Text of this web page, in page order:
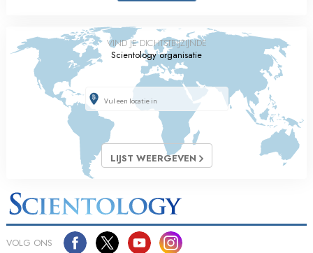
VIND JE DICHTSTBIJZIJNDE
Scientology organisatie
LIJST WEERGEVEN
VOLG ONS